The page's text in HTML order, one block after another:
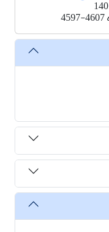
4597-4607